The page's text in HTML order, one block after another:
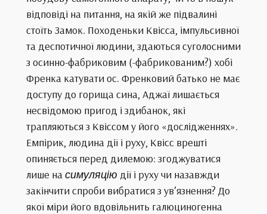
відповіді на питання, на якій же підвалині
стоїть Замок. Походеньки Квісса, імпульсивної
та деспотичної людини, здаються суголосними
з осинно-фабриковим (-фабрикованим?) хобі
Френка катувати ос. Френковий батько не має
доступу до горища сина, Аджаї лишається
несвідомою пригод і здибанок, які
трапляються з Квіссом у його «дослідженнях».
Емпірик, людина дії і руху, Квісс врешті
опиняється перед дилемою: згоджуватися
лише насимуляцію дії і руху чи назавжди
закінчити спроби вибратися з ув’язнення? До
якої міри його вдовільнить галюциногенна